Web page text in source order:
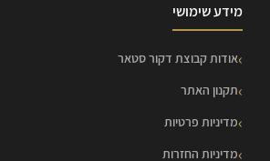
מידע שימושי
אודות קבוצת דקור סטאר
תקנון האתר
מדיניות פרטיות
מדיניות החזרות